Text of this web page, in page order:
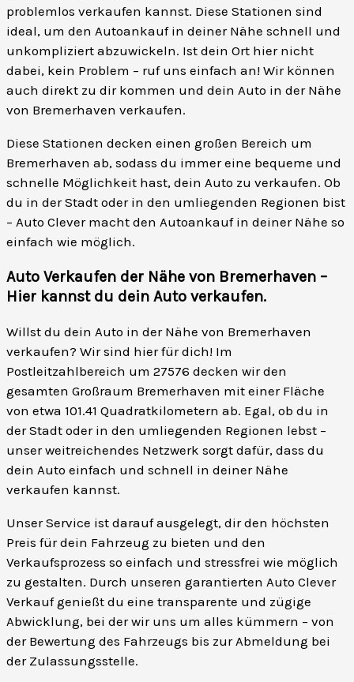
problemlos verkaufen kannst. Diese Stationen sind
ideal, um den Autoankauf in deiner Nähe schnell und
unkompliziert abzuwickeln. Ist dein Ort hier nicht
dabei, kein Problem – ruf uns einfach an! Wir können
auch direkt zu dir kommen und dein Auto in der Nähe
von Bremerhaven verkaufen.
Diese Stationen decken einen großen Bereich um
Bremerhaven ab, sodass du immer eine bequeme und
schnelle Möglichkeit hast, dein Auto zu verkaufen. Ob
du in der Stadt oder in den umliegenden Regionen bist
– Auto Clever macht den Autoankauf in deiner Nähe so
einfach wie möglich.
Auto Verkaufen der Nähe von Bremerhaven –
Hier kannst du dein Auto verkaufen.
Willst du dein Auto in der Nähe von Bremerhaven
verkaufen? Wir sind hier für dich! Im
Postleitzahlbereich um 27576 decken wir den
gesamten Großraum Bremerhaven mit einer Fläche
von etwa 101.41 Quadratkilometern ab. Egal, ob du in
der Stadt oder in den umliegenden Regionen lebst –
unser weitreichendes Netzwerk sorgt dafür, dass du
dein Auto einfach und schnell in deiner Nähe
verkaufen kannst.
Unser Service ist darauf ausgelegt, dir den höchsten
Preis für dein Fahrzeug zu bieten und den
Verkaufsprozess so einfach und stressfrei wie möglich
zu gestalten. Durch unseren garantierten Auto Clever
Verkauf genießt du eine transparente und zügige
Abwicklung, bei der wir uns um alles kümmern – von
der Bewertung des Fahrzeugs bis zur Abmeldung bei
der Zulassungsstelle.